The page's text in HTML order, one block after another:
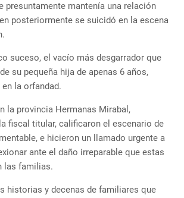
presuntamente mantenía una relación
posteriormente se suicidó en la escena
suceso, el vacío más desgarrador que
su pequeña hija de apenas 6 años,
la orfandad.
la provincia Hermanas Mirabal,
fiscal titular, calificaron el escenario de
e hicieron un llamado urgente a
ante el daño irreparable que estas
las familias.
historias y decenas de familiares que